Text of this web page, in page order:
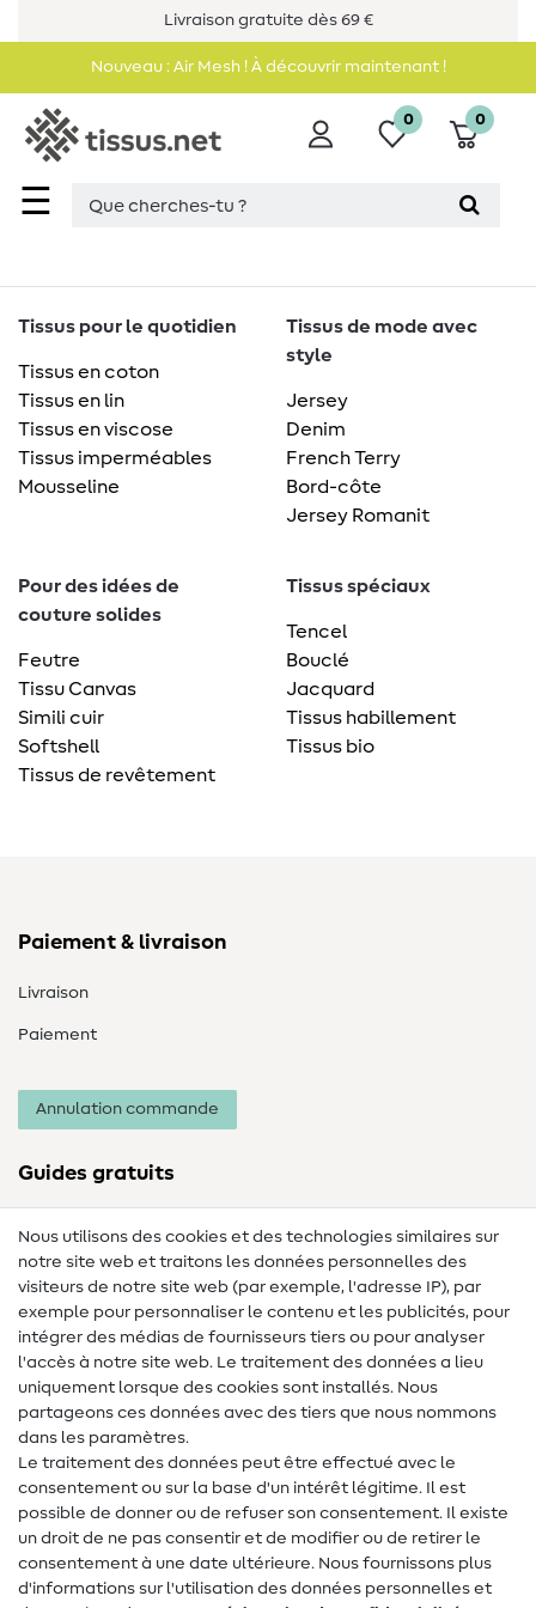
Livraison gratuite dès 69 €
Nouveau : Air Mesh ! À découvrir maintenant !
☰
0 0
Tissus pour le quotidien
Tissus en coton
Tissus en lin
Tissus en viscose
Tissus imperméables
Mousseline
Tissus de mode avec
style
Jersey
Denim
French Terry
Bord-côte
Jersey Romanit
Pour des idées de
couture solides
Feutre
Tissu Canvas
Simili cuir
Softshell
Tissus de revêtement
Tissus spéciaux
Tencel
Bouclé
Jacquard
Tissus habillement
Tissus bio
Paiement & livraison
Livraison
Paiement
Annulation commande
Guides gratuits
Lexique de couture
Tutos de couture
Aide & contact
Contact
Changement de propriétaire
FAQ
Droit de rétractation
Populaire
Nous utilisons des cookies et des technologies similaires sur
notre site web et traitons les données personnelles des
visiteurs de notre site web (par exemple, l'adresse IP), par
exemple pour personnaliser le contenu et les publicités, pour
intégrer des médias de fournisseurs tiers ou pour analyser
l'accès à notre site web. Le traitement des données a lieu
uniquement lorsque des cookies sont installés. Nous
partageons ces données avec des tiers que nous nommons
dans les paramètres.
Le traitement des données peut être effectué avec le
consentement ou sur la base d'un intérêt légitime. Il est
possible de donner ou de refuser son consentement. Il existe
un droit de ne pas consentir et de modifier ou de retirer le
consentement à une date ultérieure. Nous fournissons plus
d'informations sur l'utilisation des données personnelles et